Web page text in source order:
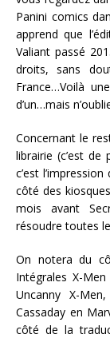
Panini comics
apprend que
Valiant passé
droits, sans
France…Voilà
d’un…mais
Concernant le
librairie (c’est
c’est
côté des
mois avant
résoudre toutes
On notera du
Intégrales X-
Uncanny X-
Cassaday en
côté de la